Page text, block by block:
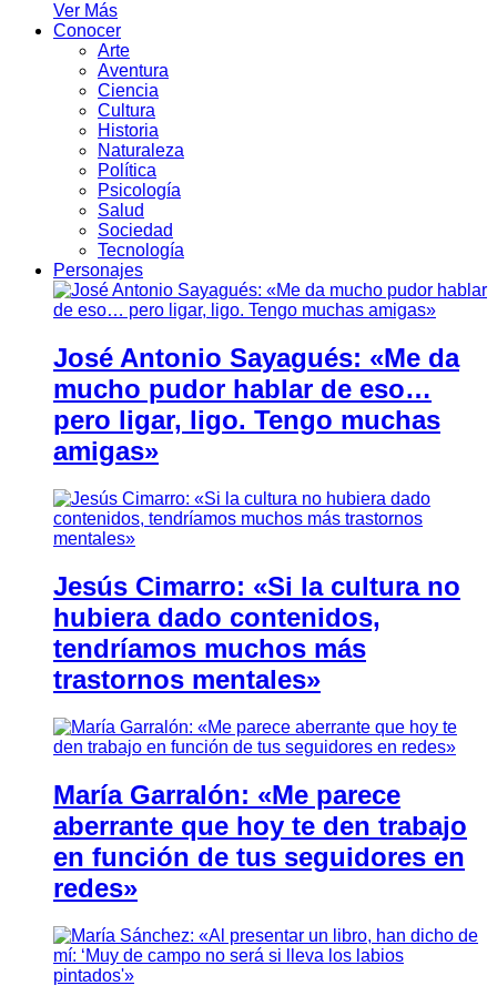
Ver Más
Conocer
Arte
Aventura
Ciencia
Cultura
Historia
Naturaleza
Política
Psicología
Salud
Sociedad
Tecnología
Personajes
José Antonio Sayagués: «Me da
mucho pudor hablar de eso…
pero ligar, ligo. Tengo muchas
amigas»
Jesús Cimarro: «Si la cultura no
hubiera dado contenidos,
tendríamos muchos más
trastornos mentales»
María Garralón: «Me parece
aberrante que hoy te den trabajo
en función de tus seguidores en
redes»